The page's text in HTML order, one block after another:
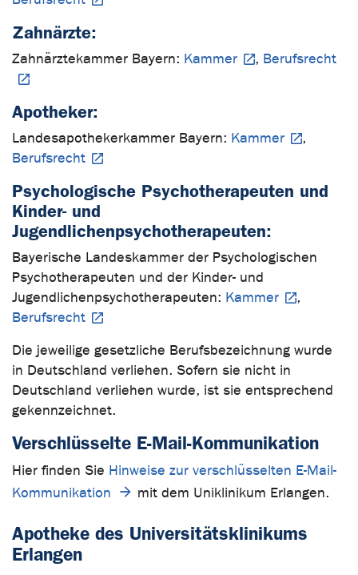
Zahnärzte:
Zahnärztekammer Bayern: Kammer , Berufsrecht
Apotheker:
Landesapothekerkammer Bayern: Kammer
,
Berufsrecht
Psychologische Psychotherapeuten und
Kinder- und
Jugendlichenpsychotherapeuten:
Bayerische Landeskammer der Psychologischen
Psychotherapeuten und der Kinder- und
Jugendlichenpsychotherapeuten: Kammer
,
Berufsrecht
Die jeweilige gesetzliche Berufsbezeichnung wurde
in Deutschland verliehen. Sofern sie nicht in
Deutschland verliehen wurde, ist sie entsprechend
gekennzeichnet.
Verschlüsselte E-Mail-Kommunikation
Hier finden Sie Hinweise zur verschlüsselten E-Mail-
Kommunikation
mit dem Uniklinikum Erlangen.
Apotheke des Universitätsklinikums
Erlangen